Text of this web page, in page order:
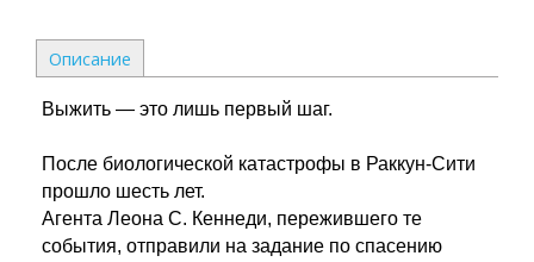
Описание
Выжить — это лишь первый шаг.
После биологической катастрофы в Раккун-Сити
прошло шесть лет.
Агента Леона С. Кеннеди, пережившего те
события, отправили на задание по спасению